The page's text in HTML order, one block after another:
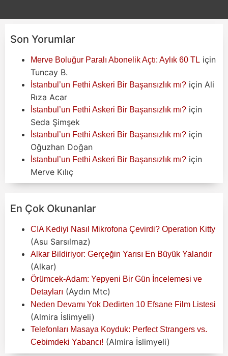
Son Yorumlar
Merve Boluğur Paralı Abonelik Açtı: Aylık 60 TL için
Tuncay B.
İstanbul’un Fethi Askeri Bir Başarısızlık mı? için Ali
Rıza Acar
İstanbul’un Fethi Askeri Bir Başarısızlık mı? için
Seda Şimşek
İstanbul’un Fethi Askeri Bir Başarısızlık mı? için
Oğuzhan Doğan
İstanbul’un Fethi Askeri Bir Başarısızlık mı? için
Merve Kılıç
En Çok Okunanlar
CIA Kediyi Nasıl Mikrofona Çevirdi? Operation Kitty
(Asu Sarsılmaz)
Alkar Bildiriyor: Gerçeğin Yarısı En Büyük Yalandır
(Alkar)
Örümcek-Adam: Yepyeni Bir Gün İncelemesi ve
Detayları (Aydın Mtc)
Neden Devamı Yok Dedirten 10 Efsane Film Listesi
(Almira İslimyeli)
Telefonları Masaya Koyduk: Perfect Strangers vs.
Cebimdeki Yabancı! (Almira İslimyeli)